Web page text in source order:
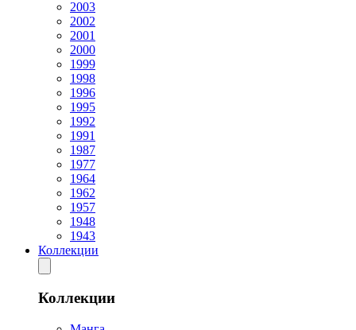
2003
2002
2001
2000
1999
1998
1996
1995
1992
1991
1987
1977
1964
1962
1957
1948
1943
Коллекции
Коллекции